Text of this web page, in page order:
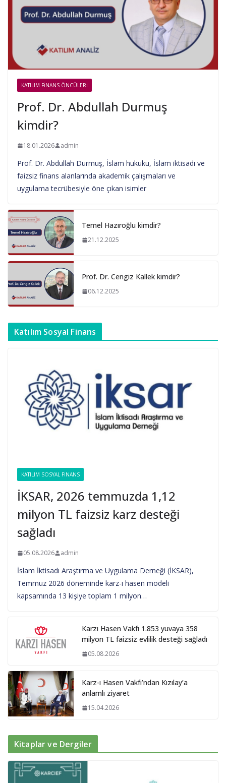
KATILIM FINANS ÖNCÜLERI
Prof. Dr. Abdullah Durmuş
kimdir?
18.01.2026 admin
Prof. Dr. Abdullah Durmuş, İslam hukuku, İslam iktisadı ve
faizsiz finans alanlarında akademik çalışmaları ve
uygulama tecrübesiyle öne çıkan isimler
Temel Hazıroğlu kimdir?
21.12.2025
Prof. Dr. Cengiz Kallek kimdir?
06.12.2025
Katılım Sosyal Finans
KATILIM SOSYAL FINANS
İKSAR, 2026 temmuzda 1,12
milyon TL faizsiz karz desteği
sağladı
05.08.2026 admin
İslam İktisadı Araştırma ve Uygulama Derneği (İKSAR),
Temmuz 2026 döneminde karz-ı hasen modeli
kapsamında 13 kişiye toplam 1 milyon…
Karzı Hasen Vakfı 1.853 yuvaya 358
milyon TL faizsiz evlilik desteği sağladı
05.08.2026
Karz-ı Hasen Vakfı’ndan Kızılay’a
anlamlı ziyaret
15.04.2026
Kitaplar ve Dergiler